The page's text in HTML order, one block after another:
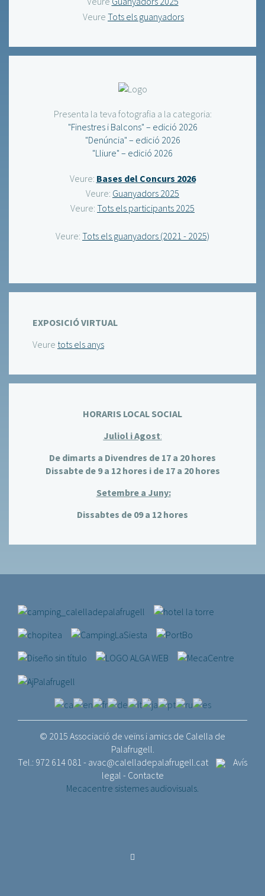
Veure Tots els guanyadors
Presenta la teva fotografia a la categoria:
"Finestres i Balcons" – edició 2026
"Denúncia" – edició 2026
"Lliure" – edició 2026
Veure: Bases del Concurs 2026
Veure: Guanyadors 2025
Veure: Tots els participants 2025
Veure: Tots els guanyadors (2021 - 2025)
EXPOSICIÓ VIRTUAL
Veure tots els anys
HORARIS LOCAL SOCIAL
Juliol i Agost:
De dimarts a Divendres de 17 a 20 hores
Dissabte de 9 a 12 hores i de 17 a 20 hores
Setembre a Juny:
Dissabtes de 09 a 12 hores
© 2015 Associació de veïns i amics de Calella de
Palafrugell.
Tel.: 972 614 081 - avac@calelladepalafrugell.cat
Avís
legal - Contacte
Mecacentre sistemes audiovisuals.